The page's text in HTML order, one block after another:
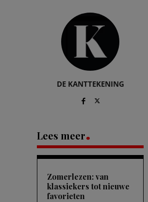
DE KANTTEKENING
Lees meer
Zomerlezen: van
klassiekers tot nieuwe
favorieten